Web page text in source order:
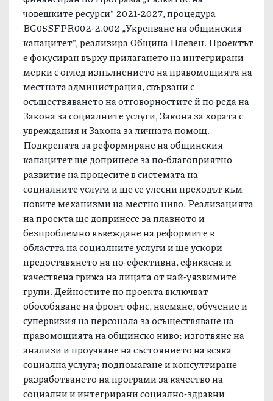
от социални услуги в община Плевен“,
финансиран по Програма „Развитие на
човешките ресурси“ 2021-2027, процедура
BG05SFPR002-2.002 „Укрепване на общинския
капацитет“, реализира Община Плевен. Проектът
е фокусиран върху прилагането на интегрирани
мерки с оглед изпълнението на правомощията на
местната администрация, свързани с
осъществяването на отговорностите й по реда на
Закона за социалните услуги, Закона за хората с
увреждания и Закона за личната помощ.
Подкрепата за реформиране на общинския
капацитет ще допринесе за по-благоприятно
развитие на процесите в системата на
социалните услуги и ще се улесни преходът към
новите механизми на местно ниво. Реализацията
на проекта ще допринесе за плавното и
безпроблемно въвежданена реформите в
областта на социалните услуги и ще ускори
предоставянето на по-ефективна, ефикасна и
качествена грижа на лицата от най-уязвимите
групи. Дейностите по проекта включват
обособяване на фронт офис, наемане, обучение и
супервизия на персонала за осъществяване на
правомощията на общинско ниво; изготвяне на
анализи и проучване на състоянието на всяка
социална услуга; подпомагане и консултиране